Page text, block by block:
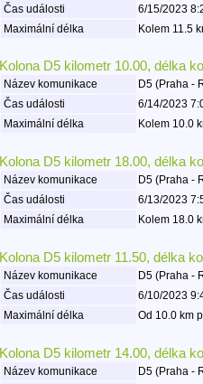
Čas události
6/15/2023
Maximální délka
Kolem 11.5
Kolona D5 kilometr 10.00, délka
Název komunikace
D5 (Praha -
Čas události
6/14/2023
Maximální délka
Kolem 10.0
Kolona D5 kilometr 18.00, délka
Název komunikace
D5 (Praha -
Čas události
6/13/2023
Maximální délka
Kolem 18.0
Kolona D5 kilometr 11.50, délka
Název komunikace
D5 (Praha -
Čas události
6/10/2023
Maximální délka
Od 10.0 km
Kolona D5 kilometr 14.00, délka
Název komunikace
D5 (Praha -